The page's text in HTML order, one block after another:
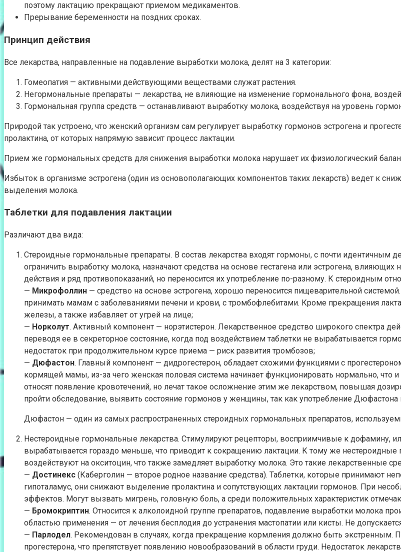
поэтому лактацию прекращают приемом медикаментов.
Прерывание беременности на поздних сроках.
Принцип действия
Все лекарства, направленные на подавление выработки молока, делят на 3 категории:
Гомеопатия — активными действующими веществами служат растения.
Негормональные препараты — лекарства, не влияющие на изменение гормонального фона,
Гормональная группа средств — останавливают выработку молока, воздействуя на уровень
Природой так устроено, что женский организм сам регулирует выработку гормонов эстрогена и
пролактина, от которых напрямую зависит процесс лактации.
Прием же гормональных средств для снижения выработки молока нарушает их физиологический
Избыток в организме эстрогена (один из основополагающих компонентов таких лекарств) ведет к
выделения молока.
Таблетки для подавления лактации
Различают два вида:
Стероидные гормональные препараты. В состав лекарства входят гормоны, с почти идентичным
ограничить выработку молока, назначают средства на основе гестагена или эстрогена,
действия и ряд противопоказаний, но переносится их употребление по-разному. К стероидным
— Микрофоллин — средство на основе эстрогена, хорошо переносится пищеварительной
принимать мамам с заболеваниями печени и крови, с тромбофлебитами. Кроме прекращения
железы, а также избавляет от угрей на лице;
— Норколут. Активный компонент — норэтистерон. Лекарственное средство широкого спектра
переводя ее в секреторное состояние, когда под воздействием таблетки не вырабатывается
недостаток при продолжительном курсе приема — риск развития тромбозов;
— Дюфастон. Главный компонент — дидрогестерон, обладает схожими функциями с
кормящей мамы, из-за чего женская половая система начинает функционировать нормально, что
относят появление кровотечений, но лечат такое осложнение этим же лекарством, повышая
пройти обследование, выявить состояние гормонов у женщины, так как употребление
Дюфастон — один из самых распространенных стероидных гормональных препаратов,
Нестероидные гормональные лекарства. Стимулируют рецепторы, восприимчивые к дофамину,
вырабатывается гораздо меньше, что приводит к сокращению лактации. К тому же
воздействуют на окситоцин, что также замедляет выработку молока. Это такие лекарственные
— Достинекс (Каберголин — второе родное название средства). Таблетки, которые принимают
гипоталамус, они снижают выделение пролактина и сопутствующих лактации гормонов. При
эффектов. Могут вызвать мигрень, головную боль, а среди положительных характеристик
— Бромокриптин. Относится к алколоидной группе препаратов, подавление выработки молока
областью применения — от лечения бесплодия до устранения мастопатии или кисты. Не
— Парлодел. Рекомендован в случаях, когда прекращение кормления должно быть экстренным.
прогестерона, что препятствует появлению новообразований в области груди. Недостаток